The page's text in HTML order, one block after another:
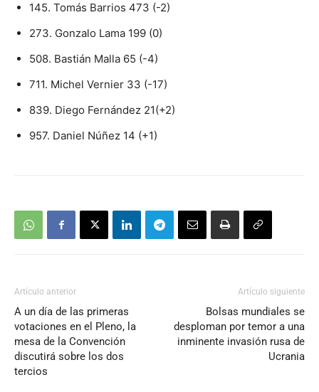
145. Tomás Barrios 473 (-2)
273. Gonzalo Lama 199 (0)
508. Bastián Malla 65 (-4)
711. Michel Vernier 33 (-17)
839. Diego Fernández 21(+2)
957. Daniel Núñez 14 (+1)
Artículo anterior
A un día de las primeras
votaciones en el Pleno, la
mesa de la Convención
discutirá sobre los dos
tercios
Artículo siguiente
Bolsas mundiales se
desploman por temor a una
inminente invasión rusa de
Ucrania